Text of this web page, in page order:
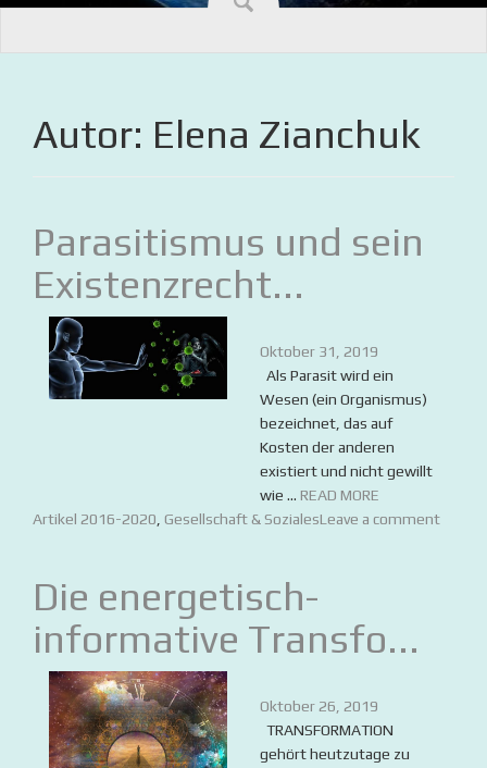
Autor: Elena Zianchuk
Parasitismus und sein
Existenzrecht...
Oktober 31, 2019
Als Parasit wird ein
Wesen (ein Organismus)
bezeichnet, das auf
Kosten der anderen
existiert und nicht gewillt
wie ... READ MORE
Artikel 2016-2020 Gesellschaft & SozialesLeave a comment
Die energetisch-
informative Transfo...
Oktober 26, 2019
TRANSFORMATION
gehört heutzutage zu